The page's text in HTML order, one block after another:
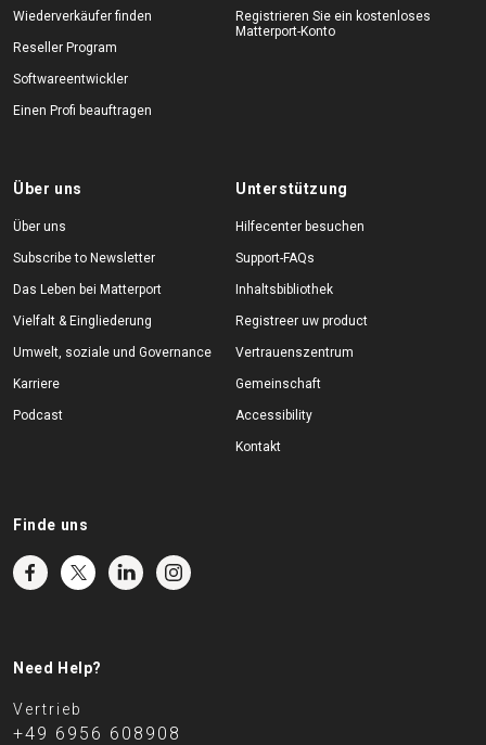
Wiederverkäufer finden
Reseller Program
Softwareentwickler
Einen Profi beauftragen
Registrieren Sie ein kostenloses
Matterport-Konto
Über uns
Über uns
Subscribe to Newsletter
Das Leben bei Matterport
Vielfalt & Eingliederung
Umwelt, soziale und Governance
Karriere
Podcast
Unterstützung
Hilfecenter besuchen
Support-FAQs
Inhaltsbibliothek
Registreer uw product
Vertrauenszentrum
Gemeinschaft
Accessibility
Kontakt
Finde uns
Need Help?
Vertrieb
+49 6956 608908